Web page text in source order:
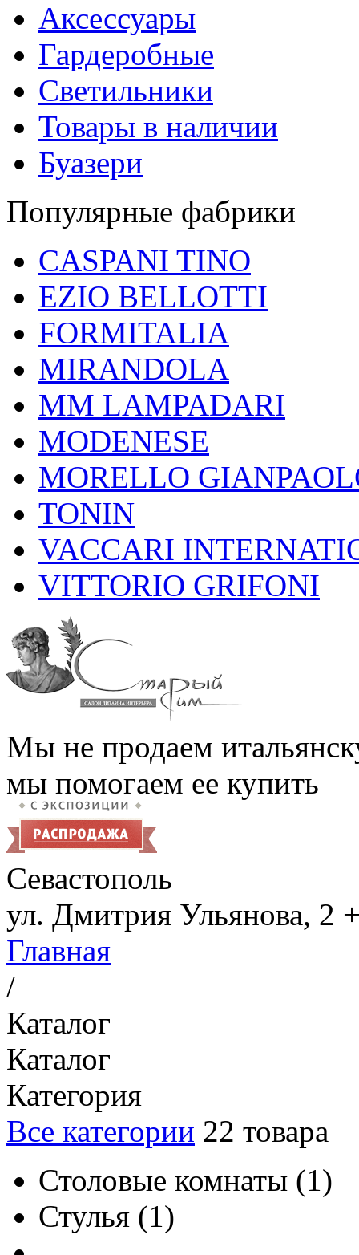
Аксессуары
Гардеробные
Светильники
Товары в наличии
Буазери
Популярные фабрики
CASPANI TINO
EZIO BELLOTTI
FORMITALIA
MIRANDOLA
MM LAMPADARI
MODENESE
MORELLO
TONIN
VACCARI
VITTORIO GRIFONI
Мы не продаем
мы помогаем ее купить
Севастополь
ул. Дмитрия Ульянова, 2
Главная
/
Каталог
Каталог
Категория
Все категории 22 товара
Столовые комнаты (1)
Стулья (1)